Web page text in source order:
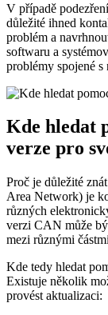
V případě
důležité​ ihned
problém ​a
softwaru a
problémy spojené
Kde hledat
⁢verze ⁢pro
Proč je důležité
Area Network) je
různých
verzi CAN může
mezi ⁤různými
Kde tedy hledat
Existuje několik
provést⁢ aktualizaci: